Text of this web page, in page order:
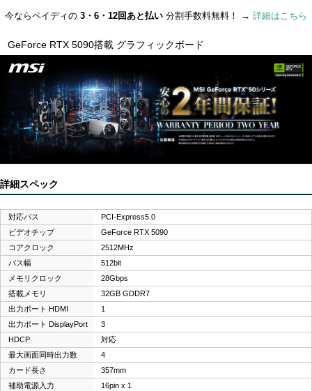
今ならペイディの 3・6・12回あと払い 分割手数料無料！ → 詳細はこちら
GeForce RTX 5090搭載 グラフィックボード
詳細スペック
対応バス
PCI-Express5.0
ビデオチップ
GeForce RTX 5090
コアクロック
2512MHz
バス幅
512bit
メモリクロック
28Gbps
搭載メモリ
32GB GDDR7
出力ポート HDMI
1
出力ポート DisplayPort
3
HDCP
対応
最大画面同時出力数
4
カード長さ
357mm
補助電源入力
16pin x 1